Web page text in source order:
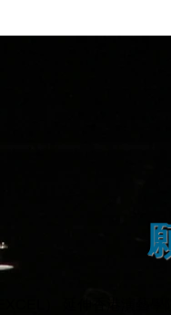
） 延伸香港演藝